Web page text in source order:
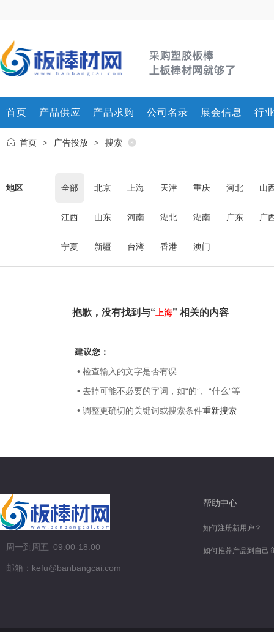
首页 产品供应 产品求购 公司名录 展会信息 行
首页 > 广告投放 > 搜索
地区 全部 北京 上海 天津 重庆 河北 山
江西 山东 河南 湖北 湖南 广东 广
宁夏 新疆 台湾 香港 澳门
抱歉，没有找到与“ 上海” 相关的内容
建议您：
• 检查输入的文字是否有误
• 去掉可能不必要的字词，如“的”、“什么”等
• 调整更确切的关键词或搜索条件重新搜索
周一到周五 09:00-18:00
邮箱：kefu@banbangcai.com
帮助中心
如何注册新用户？
如何推荐产品到自己